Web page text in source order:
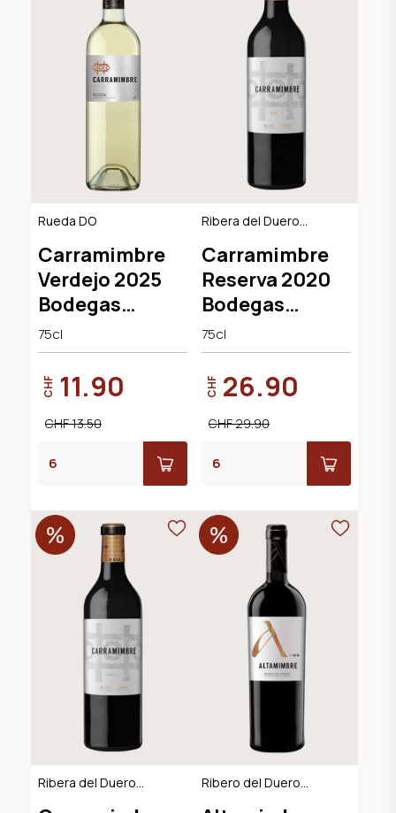
Rueda DO
Carramimbre
Verdejo 2025
Bodegas
Carramimbre
75cl
CHF 11.90
CHF 13.50
Ribera del Duero
Carramimbre
Reserva 2020
Bodegas
Carramimbre
75cl
CHF 26.90
CHF 29.90
Ribera del Duero
Ribero del Duero